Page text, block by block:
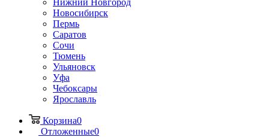
Нижний Новгород
Новосибирск
Пермь
Саратов
Сочи
Тюмень
Ульяновск
Уфа
Чебоксары
Ярославль
Корзина0
Отложенные0